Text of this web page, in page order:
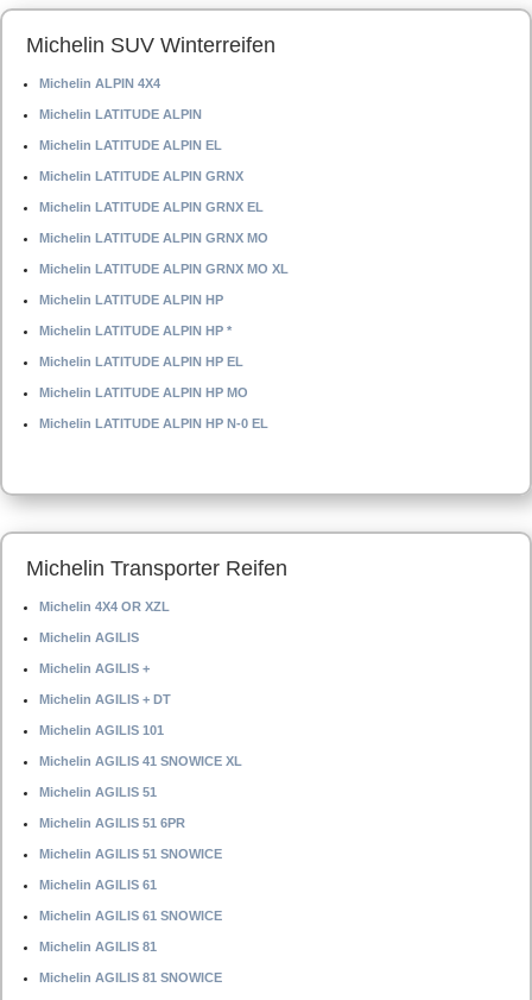
Michelin SUV Winterreifen
Michelin ALPIN 4X4
Michelin LATITUDE ALPIN
Michelin LATITUDE ALPIN EL
Michelin LATITUDE ALPIN GRNX
Michelin LATITUDE ALPIN GRNX EL
Michelin LATITUDE ALPIN GRNX MO
Michelin LATITUDE ALPIN GRNX MO XL
Michelin LATITUDE ALPIN HP
Michelin LATITUDE ALPIN HP *
Michelin LATITUDE ALPIN HP EL
Michelin LATITUDE ALPIN HP MO
Michelin LATITUDE ALPIN HP N-0 EL
Michelin Transporter Reifen
Michelin 4X4 OR XZL
Michelin AGILIS
Michelin AGILIS +
Michelin AGILIS + DT
Michelin AGILIS 101
Michelin AGILIS 41 SNOWICE XL
Michelin AGILIS 51
Michelin AGILIS 51 6PR
Michelin AGILIS 51 SNOWICE
Michelin AGILIS 61
Michelin AGILIS 61 SNOWICE
Michelin AGILIS 81
Michelin AGILIS 81 SNOWICE